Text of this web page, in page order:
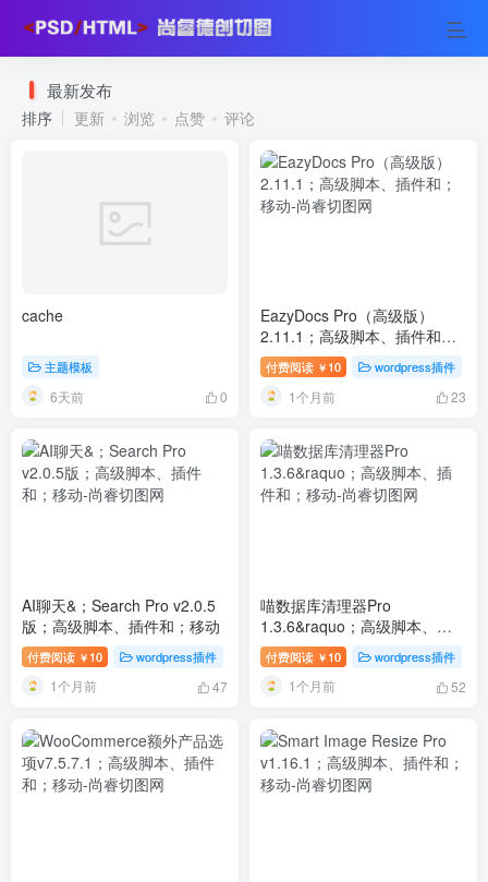
最新发布
排序 更新 浏览 点赞 评论
cache
主题模板
6天前 0
EazyDocs Pro（高级版）
2.11.1；高级脚本、插件和；
移动
付费阅读 ￥ 10 wordpress插件
1个月前 23
AI聊天&；Search Pro v2.0.5
版；高级脚本、插件和；移动
付费阅读 ￥ 10 wordpress插件
1个月前 47
喵数据库清理器Pro
1.3.6&raquo；高级脚本、插
件和；移动
付费阅读 ￥ 10 wordpress插件
1个月前 52